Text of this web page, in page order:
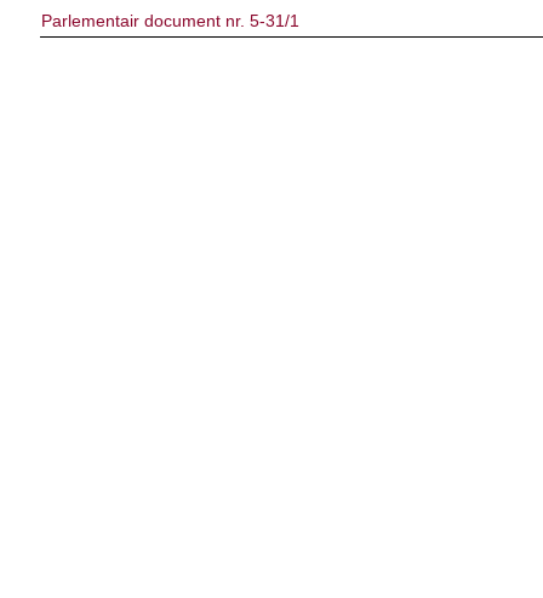
Parlementair document nr. 5-31/1